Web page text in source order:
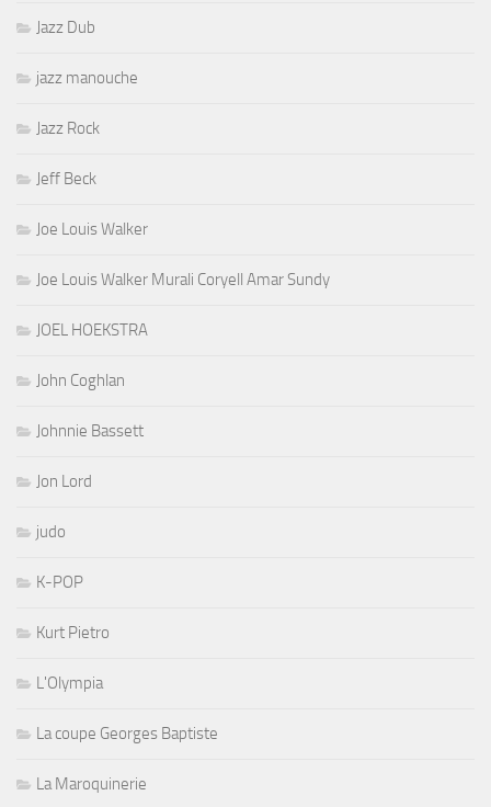
Jazz Dub
jazz manouche
Jazz Rock
Jeff Beck
Joe Louis Walker
Joe Louis Walker Murali Coryell Amar Sundy
JOEL HOEKSTRA
John Coghlan
Johnnie Bassett
Jon Lord
judo
K-POP
Kurt Pietro
L'Olympia
La coupe Georges Baptiste
La Maroquinerie